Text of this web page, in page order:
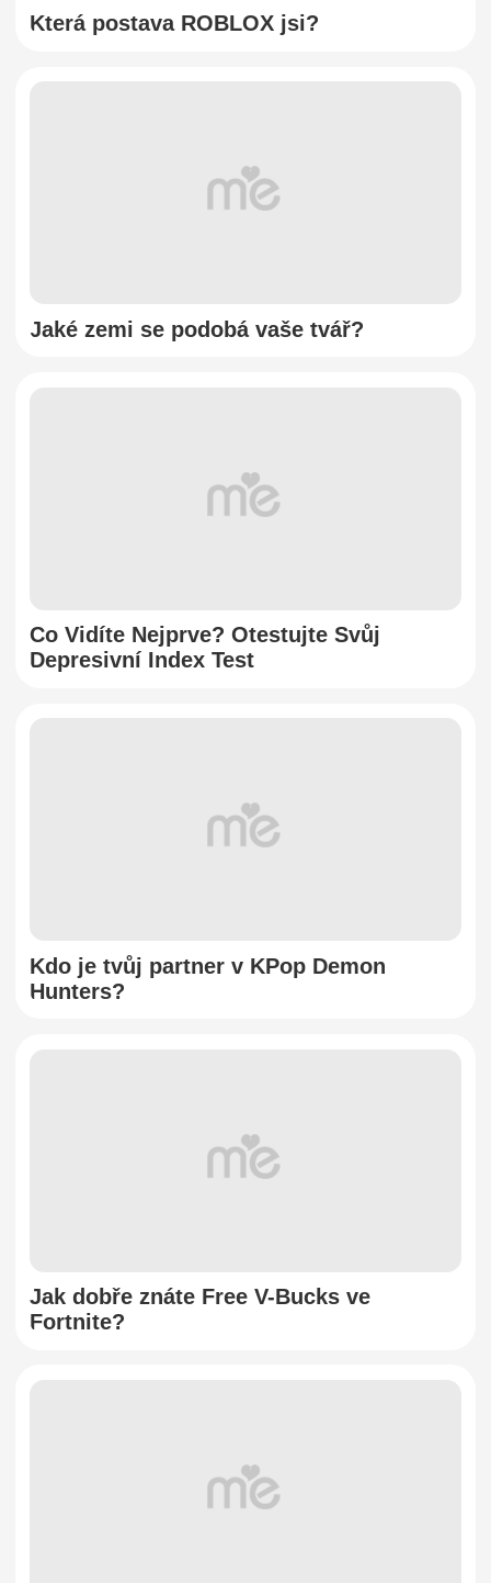
Která postava ROBLOX jsi?
Jaké zemi se podobá vaše tvář?
Co Vidíte Nejprve? Otestujte Svůj
Depresivní Index Test
Kdo je tvůj partner v KPop Demon
Hunters?
Jak dobře znáte Free V-Bucks ve
Fortnite?